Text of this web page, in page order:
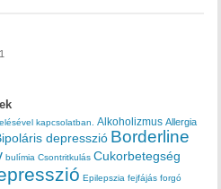
kapcsolatban. Alkoholizmus Allergia
depresszió Borderline
bulímia Csontritkulás Cukorbetegség
Epilepszia fejfájás forgó